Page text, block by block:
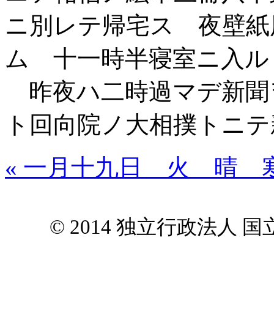
ニ別レテ帰宅ス 夜壁紙
ム 十一時半寝室ニ入ル
昨夜ハ二時過マデ新
ト回向院ノ大相撲トニ
« 一月十九日 火 晴
© 2014 独立行政法人 国